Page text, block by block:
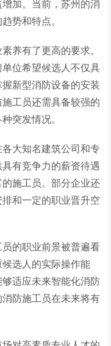
加。当前，苏州的消
势和特点。
养有了更高的要求。
位希望候选人不仅具
新型消防设备的安装
工员还需具备较强的
突发情况。
大知名建筑公司和专
有竞争力的薪资待遇
施工员。部分企业还
和一定的职业晋升空
的职业前景被普遍看
选人的实际操作能
适应未来智能化消防
防施工员在未来将有